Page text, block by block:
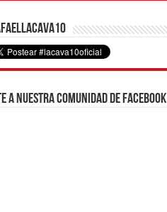
a nuestra comunidad de Facebook